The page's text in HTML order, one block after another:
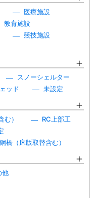
医療施設
教育施設
競技施設
スノーシェルター
ッド
未設定
む）
RC上部工
鋼橋（床版取替含む）
他